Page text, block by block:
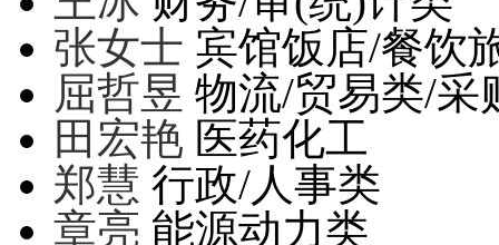
张女士 宾馆饭店/餐饮
屈哲昱 物流/贸易类/采
田宏艳 医药化工
郑慧 行政/人事类
章亮 能源动力类